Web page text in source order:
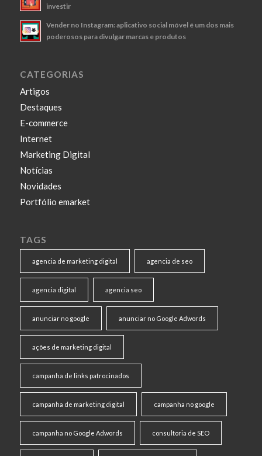
investir
Vender no Instagram: aplicativo social móvel é um dos mais
poderosos para divulgar marcas e produtos
CATEGORIAS
Artigos
Destaques
E-commerce
Internet
Marketing Digital
Notícias
Novidades
Portfólio emarket
TAGS
agencia de marketing digital agencia de seo
agencia digital agencia seo
anunciar no google anunciar no Google Adwords
ações de marketing digital
campanha de links patrocinados
campanha de marketing digital campanha no google
campanha no Google Adwords consultoria de SEO